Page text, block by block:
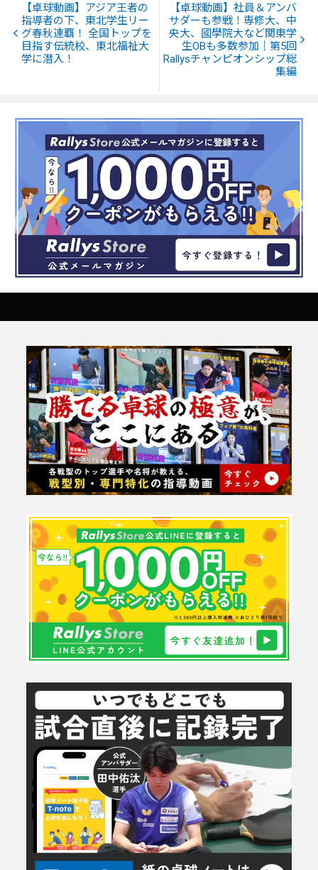
【卓球動画】アジア王者の
指導者の下、東北学生リー
グ春秋連覇！ 全国トップを
目指す伝統校、東北福祉大
学に潜入！
【卓球動画】社員＆アンバ
サダーも参戦！専修大、中
央大、國學院大など関東学
生OBも多数参加｜第5回
Rallysチャンピオンシップ総
集編